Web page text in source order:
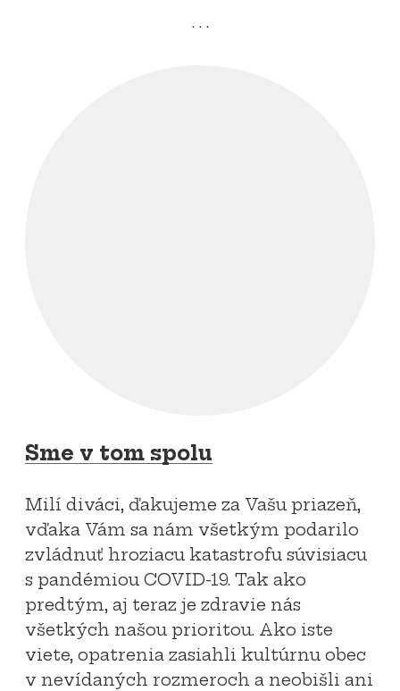
Sme v tom spolu
Milí diváci, ďakujeme za Vašu priazeň,
vďaka Vám sa nám všetkým podarilo
zvládnuť hroziacu katastrofu súvisiacu
s pandémiou COVID-19. Tak ako
predtým, aj teraz je zdravie nás
všetkých našou prioritou. Ako iste
viete, opatrenia zasiahli kultúrnu obec
v nevídaných rozmeroch a neobišli ani